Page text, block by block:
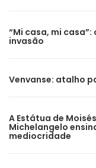
“Mi casa, mi
invasão
Venvanse: atalho
A Estátua de
Michelangelo
mediocridade